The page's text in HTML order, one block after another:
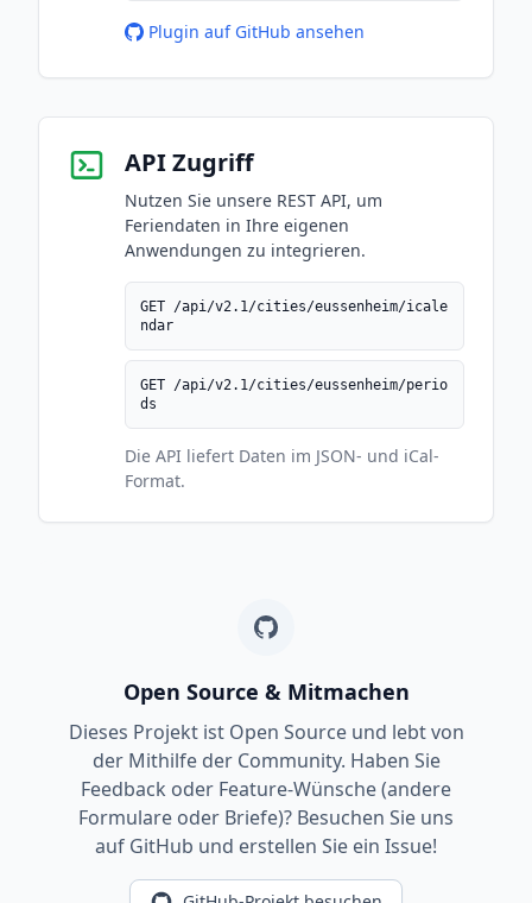
Plugin auf GitHub ansehen
API Zugriff
Nutzen Sie unsere REST API, um
Feriendaten in Ihre eigenen
Anwendungen zu integrieren.
GET /api/v2.1/cities/eussenheim/icale
ndar
GET /api/v2.1/cities/eussenheim/perio
ds
Die API liefert Daten im JSON- und iCal-
Format.
Open Source & Mitmachen
Dieses Projekt ist Open Source und lebt von
der Mithilfe der Community. Haben Sie
Feedback oder Feature-Wünsche (andere
Formulare oder Briefe)? Besuchen Sie uns
auf GitHub und erstellen Sie ein Issue!